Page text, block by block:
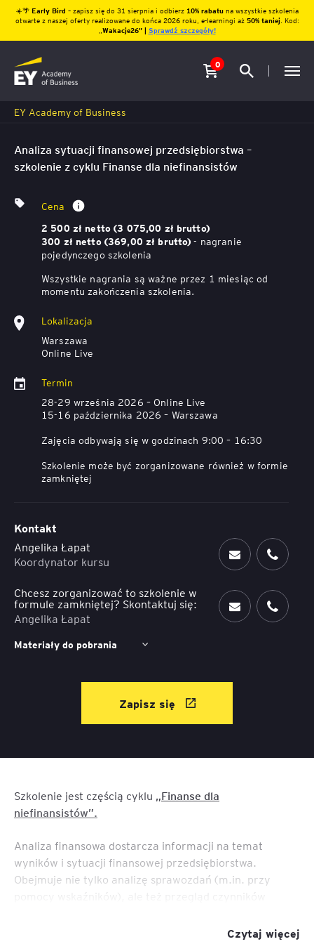
☀️🌴 Early Bird – zapisz się do 31 sierpnia i odbierz10% rabatu na wszystkie szkolenia
otwarte z naszej oferty realizowane do końca 2026 roku, e-learningi aż 50% taniej. Kod:
Wakacje26″ | Sprawdź szczegóły!
0
EY Academy of Business
Szkolenie jest częścią cyklu „Finanse dla
niefinansistów”.
Analiza finansowa dostarcza informacji na temat
wyników i sytuacji finansowej przedsiębiorstwa.
Obejmuje nie tylko analizę sprawozdań (m.in. przy
pieniężne firmy. Wszystkie te tematy pojawiają się na
Czytaj więcej
Analiza sytuacji finansowej przedsiębiorstwa –
szkolenie z cyklu Finanse dla niefinansistów
Cena
2 500 zł netto (3 075,00 zł brutto)
300 zł netto (369,00 zł brutto) - nagranie
pojedynczego szkolenia
Wszystkie nagrania są ważne przez 1 miesiąc od
momentu zakończenia szkolenia.
Lokalizacja
Warszawa
Online Live
Termin
28-29 września 2026 – Online Live
15-16 października 2026 – Warszawa
Zajęcia odbywają się w godzinach 9:00 – 16:30
Szkolenie może być zorganizowane również w formie
zamkniętej
Kontakt
Angelika Łapat
Koordynator kursu
Chcesz zorganizować to szkolenie w
formule zamkniętej? Skontaktuj się:
Angelika Łapat
Materiały do pobrania
Zapisz się